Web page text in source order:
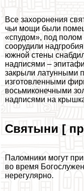
Все захоронения
чьи мощи были
«спудом», под
соорудили
южной стены
надписями –
закрыли латунными
изготовленными
восьмиконечными
надписями на
Святыни [
Паломники могут
во время
нерегулярно.